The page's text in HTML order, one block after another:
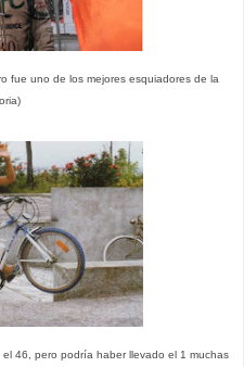
fue uno de los mejores esquiadores de la
46, pero podría haber llevado el 1 muchas